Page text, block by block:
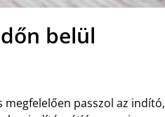
belül
megfelelően passzol az indító,